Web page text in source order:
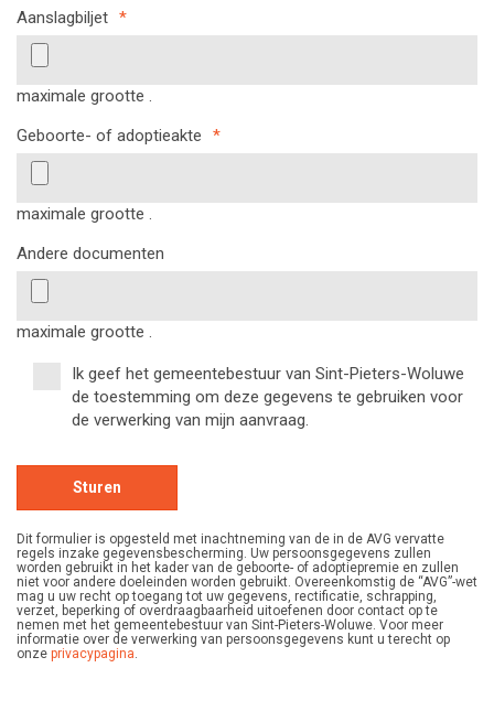
Aanslagbiljet *
maximale grootte .
Geboorte- of adoptieakte
*
maximale grootte .
Andere documenten
maximale grootte .
*
Ik geef het gemeentebestuur van Sint-Pieters-Woluwe
de toestemming om deze gegevens te gebruiken voor
de verwerking van mijn aanvraag.
Dit formulier is opgesteld met inachtneming van de in de AVG vervatte
regels inzake gegevensbescherming. Uw persoonsgegevens zullen
worden gebruikt in het kader van de geboorte- of adoptiepremie en zullen
niet voor andere doeleinden worden gebruikt. Overeenkomstig de “AVG”-wet
mag u uw recht op toegang tot uw gegevens, rectificatie, schrapping,
verzet, beperking of overdraagbaarheid uitoefenen door contact op te
nemen met het gemeentebestuur van Sint-Pieters-Woluwe. Voor meer
informatie over de verwerking van persoonsgegevens kunt u terecht op
onze privacypagina